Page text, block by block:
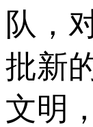
队，
批新
文明